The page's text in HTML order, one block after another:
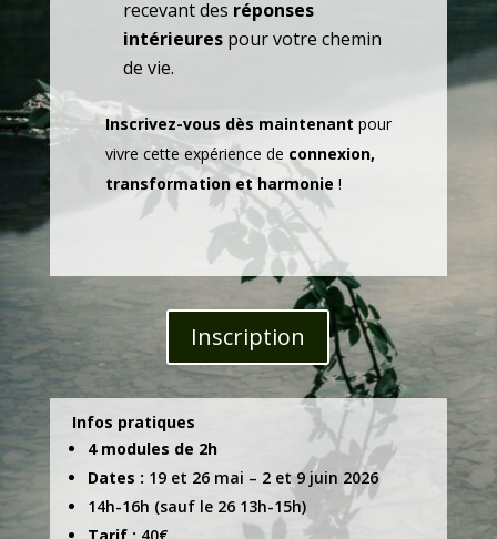
recevant des réponses
intérieurespour votre chemin
de vie.
Inscrivez-vous dès maintenant pour
vivre cette expérience de connexion,
transformation et harmonie !
Inscription
Infos pratiques
4 modules de 2h
Dates : 19 et 26 mai – 2 et 9 juin 2026
14h-16h (sauf le 26 13h-15h)